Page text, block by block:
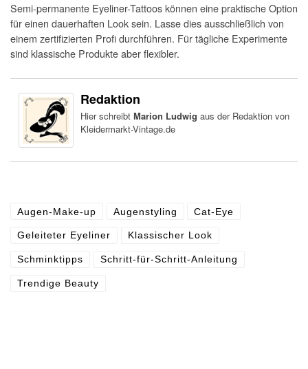
Semi-permanente Eyeliner-Tattoos können eine praktische Option
für einen dauerhaften Look sein. Lasse dies ausschließlich von
einem zertifizierten Profi durchführen. Für tägliche Experimente
sind klassische Produkte aber flexibler.
Redaktion
Hier schreibt Marion Ludwig aus der Redaktion von
Kleidermarkt-Vintage.de
Augen-Make-up Augenstyling Cat-Eye
Geleiteter Eyeliner Klassischer Look
Schminktipps Schritt-für-Schritt-Anleitung
Trendige Beauty